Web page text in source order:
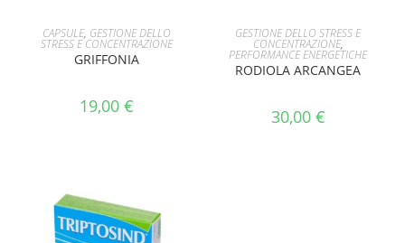
AGGIUNGI AL CARRELLO
CAPSULE, GESTIONE DELLO
STRESS E CONCENTRAZIONE
GRIFFONIA
19,00€
LEGGI TUTTO
GESTIONE DELLO STRESS E
CONCENTRAZIONE,
PERFORMANCE ENERGETICHE
RODIOLA ARCANGEA
30,00 €